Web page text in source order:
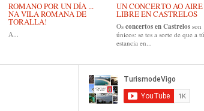
ROMANO POR UN DÍA ...
NA VILA ROMANA DE
TORALLA!
A...
UN CONCERTO AO AIRE
LIBRE EN CASTRELOS
Os concertos en Castrelos son
únicos: se tes a sorte de que a
estancia en...